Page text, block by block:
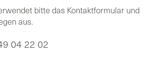
bitte das Kontaktformular und
aus.
04 22 02